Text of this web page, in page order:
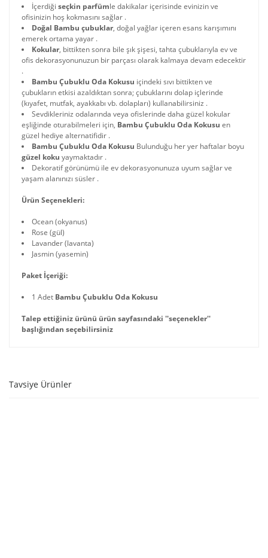
İçerdiği seçkin parfümle dakikalar içerisinde evinizin ve
ofisinizin hoş kokmasını sağlar .
Doğal Bambu çubuklar, doğal yağlar içeren esans karışımını
emerek ortama yayar .
Kokular, bittikten sonra bile şık şişesi, tahta çubuklarıyla ev ve
ofis dekorasyonunuzun bir parçası olarak kalmaya devam edecektir
.
Bambu Çubuklu Oda Kokusu içindeki sıvı bittikten ve
çubukların etkisi azaldıktan sonra; çubuklarını dolap içlerinde
(kıyafet, mutfak, ayakkabı vb. dolapları) kullanabilirsiniz .
Sevdikleriniz odalarında veya ofislerinde daha güzel kokular
eşliğinde oturabilmeleri için, Bambu Çubuklu Oda Kokusu en
güzel hediye alternatifidir .
Bambu Çubuklu Oda Kokusu Bulunduğu her yer haftalar boyu
güzel koku yaymaktadır .
Dekoratif görünümü ile ev dekorasyonunuza uyum sağlar ve
yaşam alanınızı süsler .
Ürün Seçenekleri:
Ocean (okyanus)
Rose (gül)
Lavander (lavanta)
Jasmin (yasemin)
Paket İçeriği:
1 Adet Bambu Çubuklu Oda Kokusu
Talep ettiğiniz ürünü ürün sayfasındaki ''seçenekler''
başlığından seçebilirsiniz
Tavsiye Ürünler